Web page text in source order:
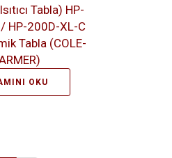
Tabla) HP-
HP-200D-XL-C
Tabla (COLE-
OKU